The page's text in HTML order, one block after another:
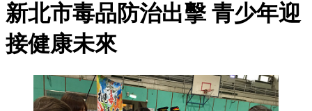
新北市毒品防治出擊 青少年迎
接健康未來